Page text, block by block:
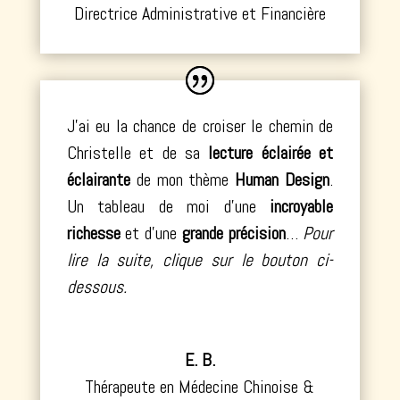
Directrice Administrative et Financière
J’ai eu la chance de croiser le chemin de
Christelle et de sa lecture éclairée et
éclairante de mon thème Human Design.
Un tableau de moi d’une incroyable
richesseet d’une grande précision… Pour
lire la suite, clique sur le bouton ci-
dessous.
E. B.
Thérapeute en Médecine Chinoise &